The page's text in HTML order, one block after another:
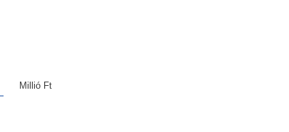
Millió Ft